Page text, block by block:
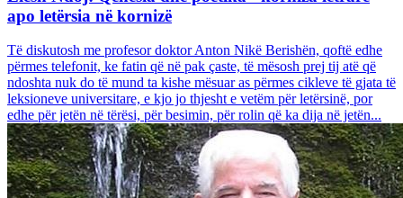
apo letërsia në kornizë
Të diskutosh me profesor doktor Anton Nikë Berishën, qoftë edhe
përmes telefonit, ke fatin që në pak çaste, të mësosh prej tij atë që
ndoshta nuk do të mund ta kishe mësuar as përmes cikleve të gjata të
leksioneve universitare, e kjo jo thjesht e vetëm për letërsinë, por
edhe për jetën në tërësi, për besimin, për rolin që ka dija në jetën...